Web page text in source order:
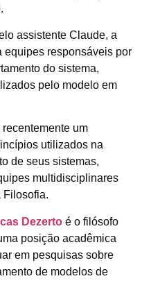
assistente Claude, a
equipes responsáveis por
do sistema,
pelo modelo em
um
utilizados na
de seus sistemas,
multidisciplinares
Filosofia.
Dezerto é o filósofo
posição acadêmica
em pesquisas sobre
de modelos de